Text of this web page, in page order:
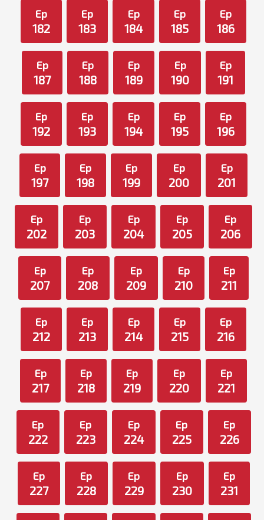
Ep
182
Ep
183
Ep
184
Ep
185
Ep
186
Ep
187
Ep
188
Ep
189
Ep
190
Ep
191
Ep
192
Ep
193
Ep
194
Ep
195
Ep
196
Ep
197
Ep
198
Ep
199
Ep
200
Ep
201
Ep
202
Ep
203
Ep
204
Ep
205
Ep
206
Ep
207
Ep
208
Ep
209
Ep
210
Ep
211
Ep
212
Ep
213
Ep
214
Ep
215
Ep
216
Ep
217
Ep
218
Ep
219
Ep
220
Ep
221
Ep
222
Ep
223
Ep
224
Ep
225
Ep
226
Ep
227
Ep
228
Ep
229
Ep
230
Ep
231